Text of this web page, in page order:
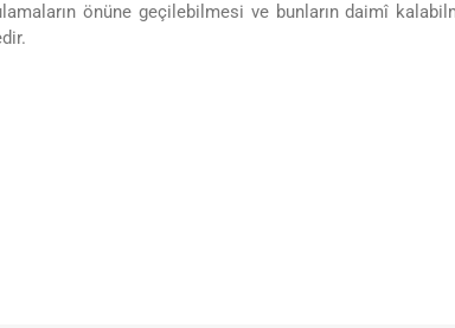
önüne geçilebilmesi ve bunların daimî